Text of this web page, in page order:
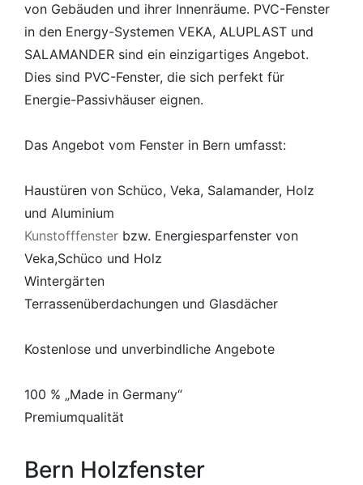
von Gebäuden und ihrer Innenräume. PVC-Fenster
in den Energy-Systemen VEKA, ALUPLAST und
SALAMANDER sind ein einzigartiges Angebot.
Dies sind PVC-Fenster, die sich perfekt für
Energie-Passivhäuser eignen.
Das Angebot vom Fenster in Bern umfasst:
Haustüren von Schüco, Veka, Salamander, Holz
und Aluminium
Kunstofffenster bzw. Energiesparfenster von
Veka,Schüco und Holz
Wintergärten
Terrassenüberdachungen und Glasdächer
Kostenlose und unverbindliche Angebote
100 % „Made in Germany“
Premiumqualität
Bern Holzfenster